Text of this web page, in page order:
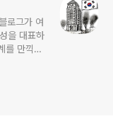
로그가 여
을 대표하
를 만끽하